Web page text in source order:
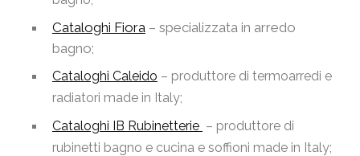
Cataloghi Fiora – specializzata in arredo
bagno;
Cataloghi Caleido – produttore di termoarredi e
radiatori made in Italy;
Cataloghi IB Rubinetterie – produttore di
rubinetti bagno e cucina e soffioni made in Italy;